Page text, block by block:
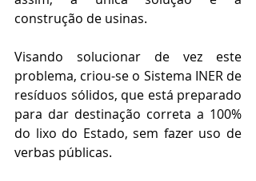
construção de usinas.
Visando solucionar de vez este
problema, criou-se o Sistema INER de
resíduos sólidos, que está preparado
para dar destinação correta a 100%
do lixo do Estado, sem fazer uso de
verbas públicas.